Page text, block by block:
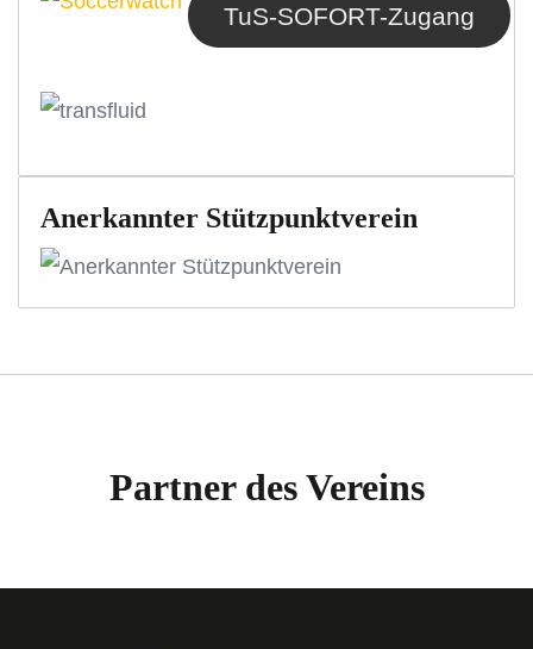
TuS-SOFORT-Zugang
Anerkannter Stützpunktverein
Partner des Vereins